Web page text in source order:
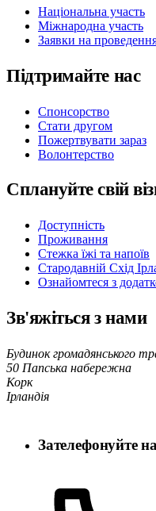
Національна участь
Міжнародна участь
Заявки на
Підтримайте нас
Спонсорство
Стати другом
Пожертвувати зараз
Волонтерство
Сплануйте свій
Доступність
Проживання
Стежка їжі та напоїв
Стародавній Схід
Ознайомтеся з
Зв'яжіться з нами
Будинок громадянського
50 Папська набережна
Корк
Ірландія
Зателефонуйте